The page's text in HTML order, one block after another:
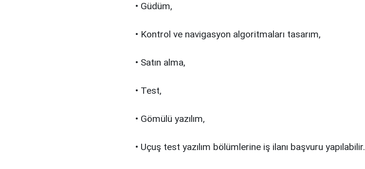
• Güdüm,
• Kontrol ve navigasyon algoritmaları tasarım,
• Satın alma,
• Test,
• Gömülü yazılım,
• Uçuş test yazılım bölümlerine iş ilanı başvuru yapılabilir.